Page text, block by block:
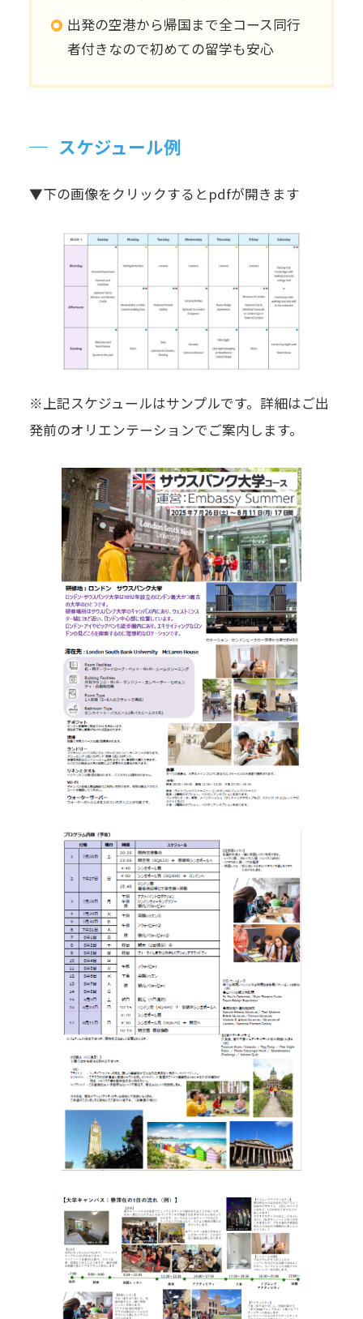
出発の空港から帰国まで全コース同行
者付きなので初めての留学も安心
スケジュール例
▼下の画像をクリックするとpdfが開きます
※上記スケジュールはサンプルです。詳細はご出
発前のオリエンテーションでご案内します。